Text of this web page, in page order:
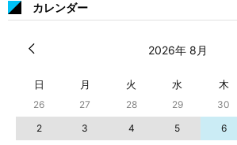
カレンダー
2026年 8月
日 月 火 水 木
26 27 28 29 30
2
3 4 5 6